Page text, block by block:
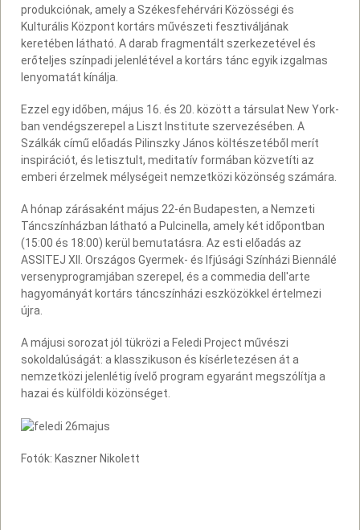
produkciónak, amely a Székesfehérvári Közösségi és
Kulturális Központ kortárs művészeti fesztiváljának
keretében látható. A darab fragmentált szerkezetével és
erőteljes színpadi jelenlétével a kortárs tánc egyik izgalmas
lenyomatát kínálja.
Ezzel egy időben, május 16. és 20. között a társulat New York-
ban vendégszerepel a Liszt Institute szervezésében. A
Szálkák című előadás Pilinszky János költészetéből merít
inspirációt, és letisztult, meditatív formában közvetíti az
emberi érzelmek mélységeit nemzetközi közönség számára.
A hónap zárásaként május 22-én Budapesten, a Nemzeti
Táncszínházban látható a Pulcinella, amely két időpontban
(15:00 és 18:00) kerül bemutatásra. Az esti előadás az
ASSITEJ XII. Országos Gyermek- és Ifjúsági Színházi Biennálé
versenyprogramjában szerepel, és a commedia dell'arte
hagyományát kortárs táncszínházi eszközökkel értelmezi
újra.
A májusi sorozat jól tükrözi a Feledi Project művészi
sokoldalúságát: a klasszikuson és kísérletezésen át a
nemzetközi jelenlétig ívelő program egyaránt megszólítja a
hazai és külföldi közönséget.
Fotók: Kaszner Nikolett